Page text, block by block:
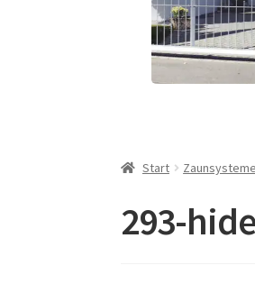
Start Zaunsysteme
293-